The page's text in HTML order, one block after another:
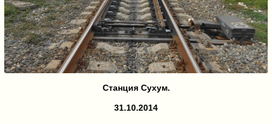
Станция Сухум.
31.10.2014